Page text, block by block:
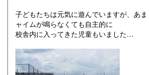
子どもたちは元気に遊んでいますが、あ
ャイムが鳴らなくても自主的に
校舎内に入ってきた児童もいました…